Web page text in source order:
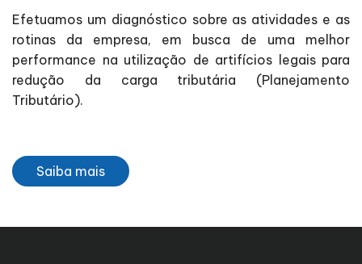
Efetuamos um diagnóstico sobre as atividades e as
rotinas da empresa, em busca de uma melhor
performance na utilização de artifícios legais para
redução da carga tributária (Planejamento
Tributário).
Saiba mais